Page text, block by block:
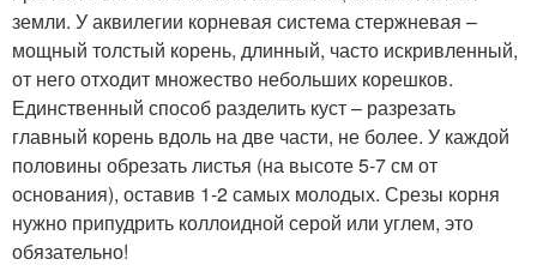
земли. У аквилегии корневая система стержневая –
мощный толстый корень, длинный, часто искривленный,
от него отходит множество небольших корешков.
Единственный способ разделить куст – разрезать
главный корень вдоль на две части, не более. У каждой
половины обрезать листья (на высоте 5-7 см от
основания), оставив 1-2 самых молодых. Срезы корня
нужно припудрить коллоидной серой или углем, это
обязательно!